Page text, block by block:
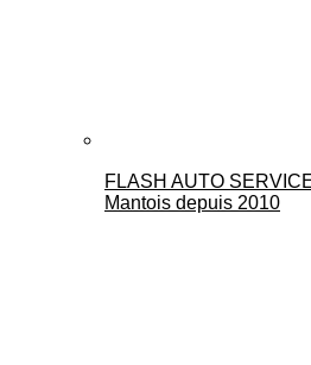
FLASH AUTO
Mantois depuis 2010